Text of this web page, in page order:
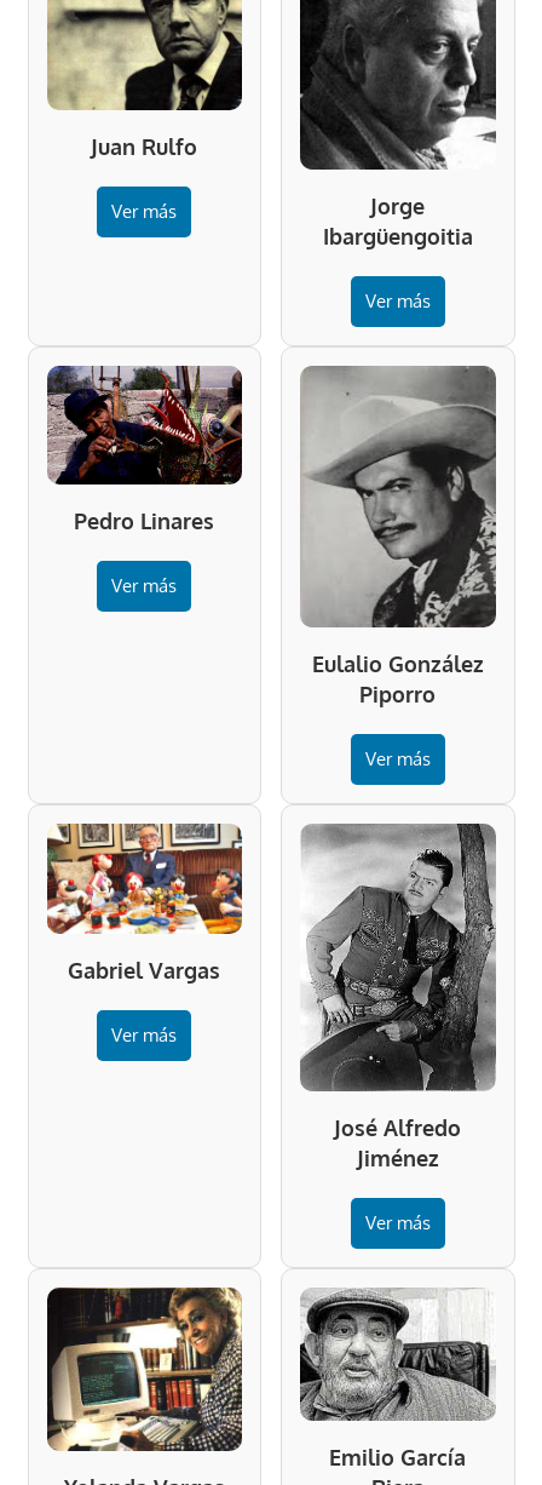
Juan Rulfo
Ver más
Jorge
Ibargüengoitia
Ver más
Pedro Linares
Ver más
Eulalio González
Piporro
Ver más
Gabriel Vargas
Ver más
José Alfredo
Jiménez
Ver más
Emilio García